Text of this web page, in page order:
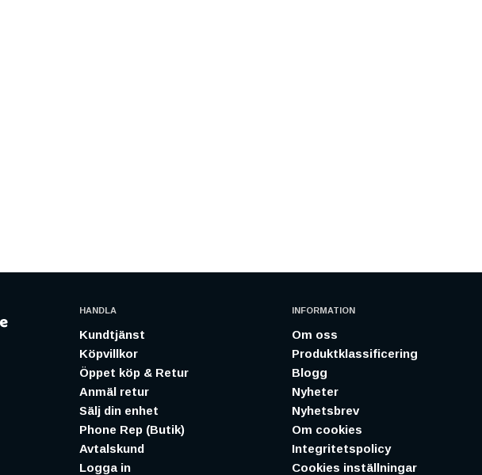
HANDLA
Kundtjänst
Köpvillkor
Öppet köp & Retur
Anmäl retur
Sälj din enhet
Phone Rep (Butik)
Avtalskund
Logga in
INFORMATION
Om oss
Produktklassificering
Blogg
Nyheter
Nyhetsbrev
Om cookies
Integritetspolicy
Cookies inställningar